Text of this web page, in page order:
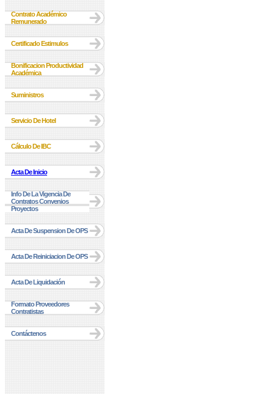
Contrato Académico
Remunerado
Certificado Estimulos
Bonificacion Productividad
Académica
Suministros
Servicio De Hotel
Cálculo De IBC
Acta De Inicio
Info De La Vigencia De
Contratos Convenios
Proyectos
Acta De Suspension De OPS
Acta De Reiniciacion De OPS
Acta De Liquidación
Formato Proveedores
Contratistas
Contáctenos